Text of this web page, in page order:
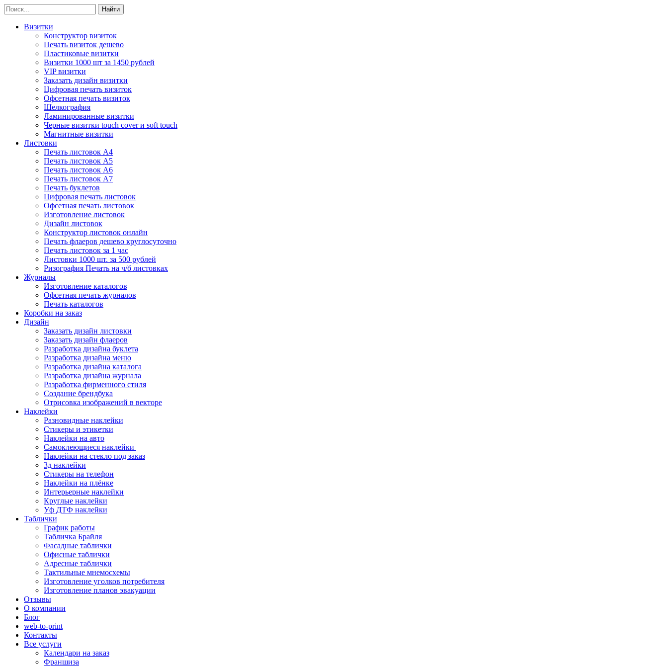
Визитки
Конструктор визиток
Печать визиток дешево
Пластиковые визитки
Визитки 1000 шт за 1450 рублей
VIP визитки
Заказать дизайн визитки
Цифровая печать визиток
Офсетная печать визиток
Шелкография
Ламинированные визитки
Черные визитки touch cover и soft touch
Магнитные визитки
Листовки
Печать листовок А4
Печать листовок А5
Печать листовок А6
Печать листовок А7
Печать буклетов
Цифровая печать листовок
Офсетная печать листовок
Изготовление листовок
Дизайн листовок
Конструктор листовок онлайн
Печать флаеров дешево круглосуточно
Печать листовок за 1 час
Листовки 1000 шт. за 500 рублей
Ризография Печать на ч/б листовках
Журналы
Изготовление каталогов
Офсетная печать журналов
Печать каталогов
Коробки на заказ
Дизайн
Заказать дизайн листовки
Заказать дизайн флаеров
Разработка дизайна буклета
Разработка дизайна меню
Разработка дизайна каталога
Разработка дизайна журнала
Разработка фирменного стиля
Создание брендбука
Отрисовка изображений в векторе
Наклейки
Разновидные наклейки
Стикеры и этикетки
Наклейки на авто
Самоклеющиеся наклейки
Наклейки на стекло под заказ
3д наклейки
Cтикеры на телефон
Наклейки на плёнке
Интерьерные наклейки
Круглые наклейки
Уф ДТФ наклейки
Таблички
График работы
Табличка Брайля
Фасадные таблички
Офисные таблички
Адресные таблички
Тактильные мнемосхемы
Изготовление уголков потребителя
Изготовление планов эвакуации
Отзывы
О компании
Блог
web-to-print
Контакты
Все услуги
Календари на заказ
Франшиза